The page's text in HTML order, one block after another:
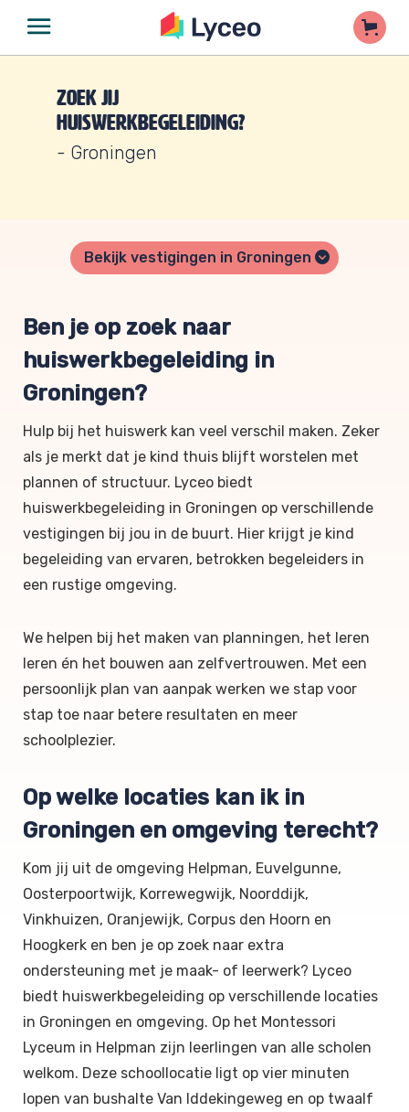
Zoek jij
huiswerkbegeleiding?
- Groningen
Bekijk vestigingen in Groningen
Ben je op zoek naar
huiswerkbegeleiding in
Groningen?
Hulp bij het huiswerk kan veel verschil maken. Zeker
als je merkt dat je kind thuis blijft worstelen met
plannen of structuur. Lyceo biedt
huiswerkbegeleiding in Groningen op verschillende
vestigingen bij jou in de buurt. Hier krijgt je kind
begeleiding van ervaren, betrokken begeleiders in
een rustige omgeving.
We helpen bij het maken van planningen, het leren
leren én het bouwen aan zelfvertrouwen. Met een
persoonlijk plan van aanpak werken we stap voor
stap toe naar betere resultaten en meer
schoolplezier.
Op welke locaties kan ik in
Groningen en omgeving terecht?
Kom jij uit de omgeving Helpman, Euvelgunne,
Oosterpoortwijk, Korrewegwijk, Noorddijk,
Vinkhuizen, Oranjewijk, Corpus den Hoorn en
Hoogkerk en ben je op zoek naar extra
ondersteuning met je maak- of leerwerk? Lyceo
biedt huiswerkbegeleiding op verschillende locaties
in Groningen en omgeving. Op het Montessori
Lyceum in Helpman zijn leerlingen van alle scholen
welkom. Deze schoollocatie ligt op vier minuten
lopen van bushalte Van Iddekingeweg en op twaalf